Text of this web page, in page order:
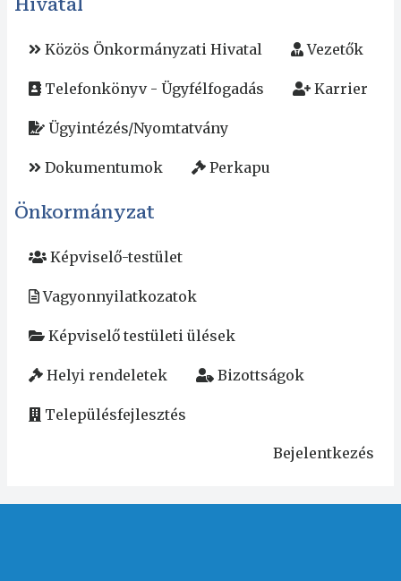
Hivatal
Közös Önkormányzati Hivatal Vezetők
Telefonkönyv - Ügyfélfogadás Karrier
Ügyintézés/Nyomtatvány
Dokumentumok Perkapu
Önkormányzat
Képviselő-testület
Vagyonnyilatkozatok
Képviselő testületi ülések
Helyi rendeletek Bizottságok
Településfejlesztés
Bejelentkezés